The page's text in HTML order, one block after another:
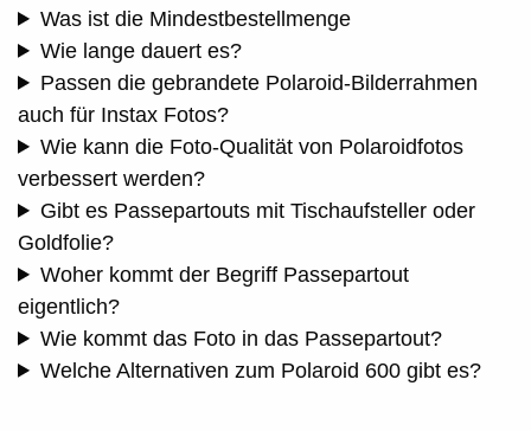
Was ist die Mindestbestellmenge
Wie lange dauert es?
Passen die gebrandete Polaroid-Bilderrahmen
auch für Instax Fotos?
Wie kann die Foto-Qualität von Polaroidfotos
verbessert werden?
Gibt es Passepartouts mit Tischaufsteller oder
Goldfolie?
Woher kommt der Begriff Passepartout
eigentlich?
Wie kommt das Foto in das Passepartout?
Welche Alternativen zum Polaroid 600 gibt es?